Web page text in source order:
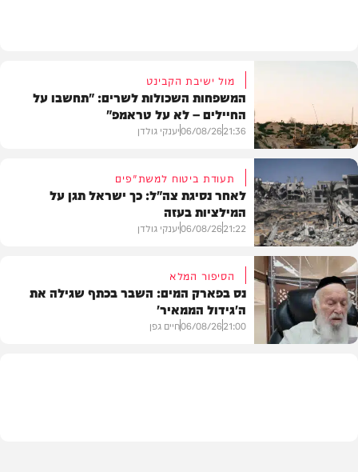
צבא וביטחון
מול ישיבת הקבינט
המשפחות השכולות לשרים: "תחשבו על
החיילים – לא על טראמפ"
21:36
06/08/26יענקי גולדן
צבא וביטחון
תעודת ביטוח למשת"פים
לאחר נסיגת צה"ל: כך ישראל תגן על
המילציות בעזה
21:22
06/08/26יענקי גולדן
הסיפור המלא
נס בפארק המים: השבר בכתף שגילה את
ה'גידול הממאיר'
21:00
06/08/26חיים גפן